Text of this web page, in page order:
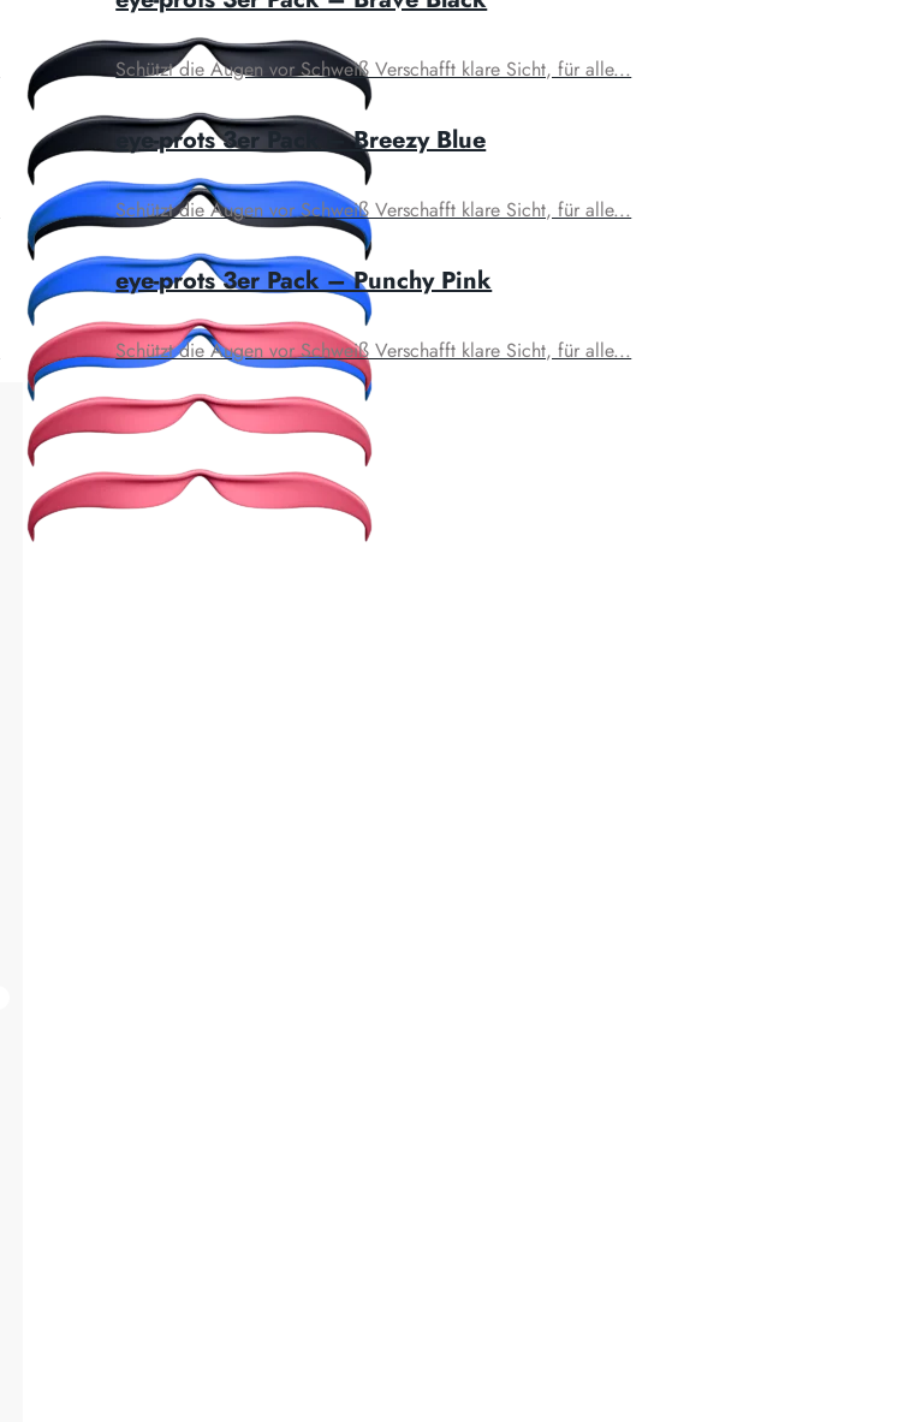
Schützt die Augen vor Schweiß Verschafft klare Sicht, für alle...
eye-prots 3er Pack – Breezy Blue
Schützt die Augen vor Schweiß Verschafft klare Sicht, für alle...
eye-prots 3er Pack – Punchy Pink
Schützt die Augen vor Schweiß Verschafft klare Sicht, für alle...